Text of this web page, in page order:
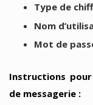
Type de
Nom
Mot de
Instructions
de messagerie :